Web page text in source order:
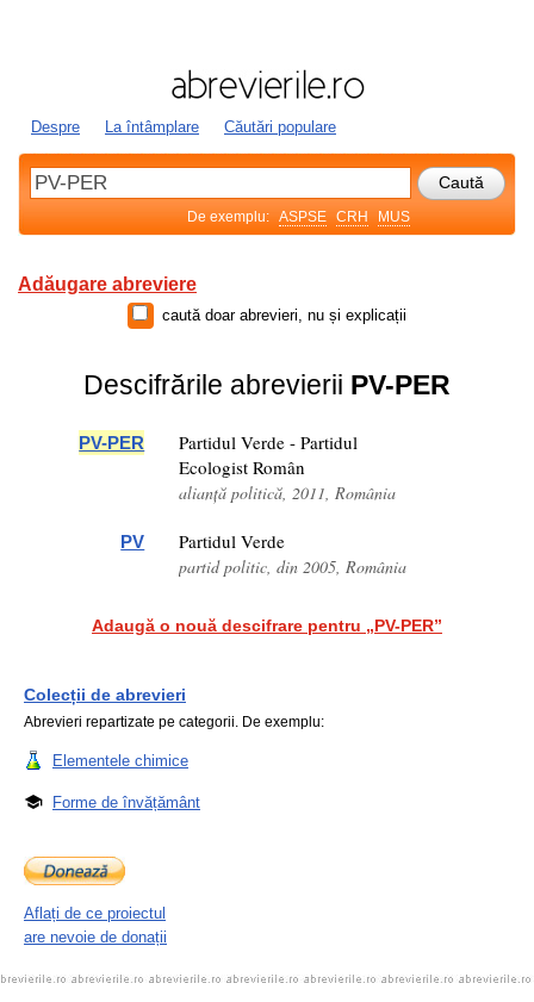
Despre La întâmplare Căutări populare
De exemplu: ASPSE CRH MUS
Adăugare abreviere
caută doar abrevieri, nu și explicații
Descifrările abrevierii PV-PER
PV-PER
Partidul Verde - Partidul
Ecologist Român
alianță politică, 2011, România
PV Partidul Verde
partid politic, din 2005, România
Adaugă o nouă descifrare pentru „PV-PER”
Colecții de abrevieri
Abrevieri repartizate pe categorii. De exemplu:
Elementele chimice
Forme de învățământ
Aflați de ce proiectul
are nevoie de donații